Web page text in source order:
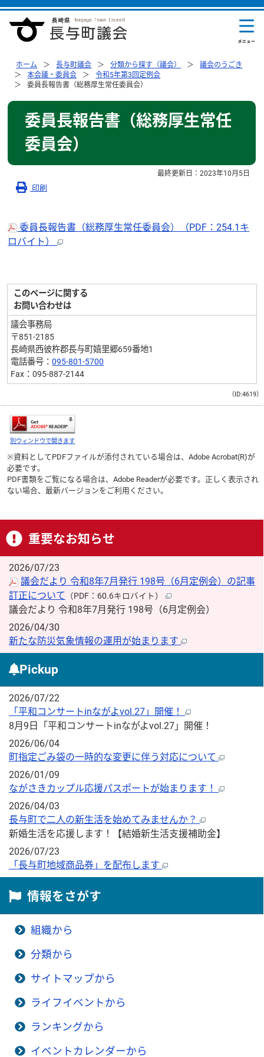
ホーム 長与町議会 分類から探す（議会）
議会のうごき
本会議・委員会
令和5年第3回定例会
委員長報告書（総務厚生常任委員会）
委員長報告書（総務厚生常任
委員会）
最終更新日：2023年10月5日
印刷
委員長報告書（総務厚生常任委員会）（PDF：254.1キ
ロバイト）
このページに関する
お問い合わせは
議会事務局
〒851-2185
長崎県西彼杵郡長与町嬉里郷659番地1
電話番号：095-801-5700
Fax：095-887-2144
（ID:4619）
別ウィンドウで開きます
※資料としてPDFファイルが添付されている場合は、Adobe Acrobat(R)が
必要です。
PDF書類をご覧になる場合は、Adobe Readerが必要です。正しく表示され
ない場合、最新バージョンをご利用ください。
重要なお知らせ
2026/07/23
議会だより 令和8年7月発行 198号（6月定例会）の記事
訂正について （PDF：60.6キロバイト）
議会だより 令和8年7月発行 198号（6月定例会）
2026/04/30
新たな防災気象情報の運用が始まります
Pickup
2026/07/22
「平和コンサートinながよvol.27」開催！
8月9日「平和コンサートinながよvol.27」開催！
2026/06/04
町指定ごみ袋の一時的な変更に伴う対応について
2026/01/09
ながさきカップル応援パスポートが始まります！
2026/04/03
長与町で二人の新生活を始めてみませんか？
新婚生活を応援します！【結婚新生活支援補助金】
2026/07/23
「長与町地域商品券」を配布します
情報をさがす
組織から
分類から
サイトマップから
ライフイベントから
ランキングから
イベントカレンダーから